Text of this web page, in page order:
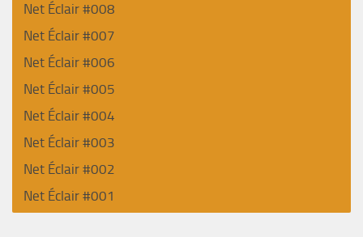
Net Éclair #008
Net Éclair #007
Net Éclair #006
Net Éclair #005
Net Éclair #004
Net Éclair #003
Net Éclair #002
Net Éclair #001